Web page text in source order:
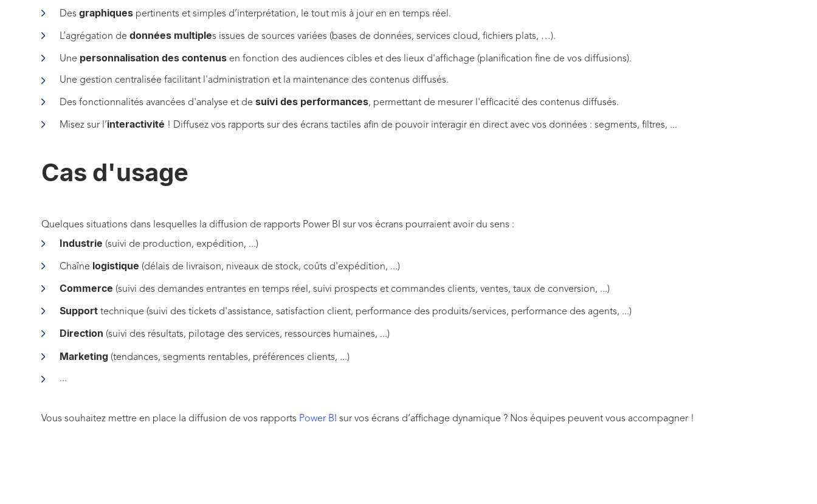
Des graphiques pertinents et simples d’interprétation, le tout mis à jour en en temps réel.
L’agrégation de données multiples issues de sources variées (bases de données, services cloud, fichiers plats, …).
Une personnalisation des contenus en fonction des audiences cibles et des lieux d'affichage (planification fine de vos diffusions).
Une gestion centralisée facilitant l'administration et la maintenance des contenus diffusés.
Des fonctionnalités avancées d'analyse et de suivi des performances, permettant de mesurer l'efficacité des contenus diffusés.
Misez sur l’interactivité ! Diffusez vos rapports sur des écrans tactiles afin de pouvoir interagir en direct avec vos données : segments, filtres, ...
Cas d'usage
Quelques situations dans lesquelles la diffusion de rapports Power BI sur vos écrans pourraient avoir du sens :
Industrie (suivi de production, expédition, ...)
Chaîne logistique (délais de livraison, niveaux de stock, coûts d'expédition, ...)
Commerce (suivi des demandes entrantes en temps réel, suivi prospects et commandes clients, ventes, taux de conversion, ...)
Support technique (suivi des tickets d'assistance, satisfaction client, performance des produits/services, performance des agents, ...)
Direction (suivi des résultats, pilotage des services, ressources humaines, ...)
Marketing (tendances, segments rentables, préférences clients, ...)
...
Vous souhaitez mettre en place la diffusion de vos rapports Power BI sur vos écrans d’affichage dynamique ? Nos équipes peuvent vous accompagner !